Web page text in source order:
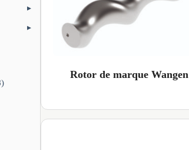
▸
▸
Rotor de marque Wangen